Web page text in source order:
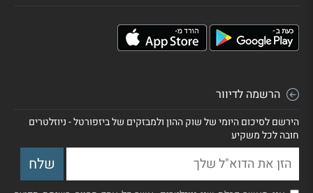
הרשמה לדיוור
הירשם לסיכום היומי של שוק ההון ולמבזקים של ביזפורטל - ניוזלטרים
חובה לכל משקיע